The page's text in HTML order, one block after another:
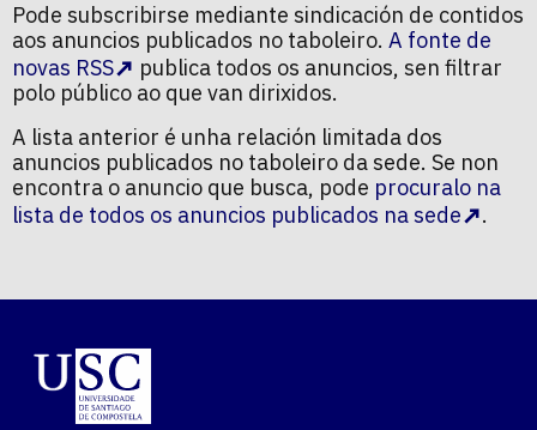
Pode subscribirse mediante sindicación de contidos
aos anuncios publicados no taboleiro. A fonte de
novas RSS
publica todos os anuncios, sen filtrar
polo público ao que van dirixidos.
A lista anterior é unha relación limitada dos
anuncios publicados no taboleiro da sede. Se non
encontra o anuncio que busca, pode procuralo na
lista de todos os anuncios publicados na sede
.